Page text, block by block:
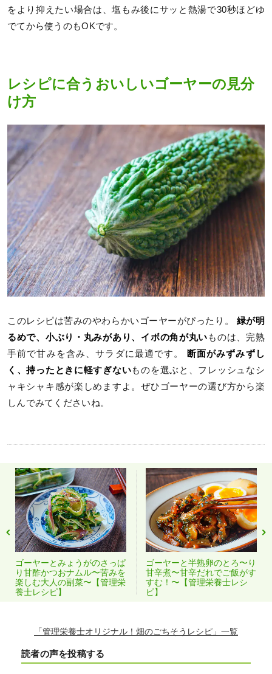
をより抑えたい場合は、塩もみ後にサッと熱湯で30秒ほどゆ
でてから使うのもOKです。
レシピに合うおいしいゴーヤーの見分
け方
このレシピは苦みのやわらかいゴーヤーがぴったり。 緑が明
るめで、小ぶり・丸みがあり、イボの角が丸いものは、完熟
手前で甘みを含み、サラダに最適です。
断面がみずみずし
く、持ったときに軽すぎないものを選ぶと、フレッシュなシ
ャキシャキ感が楽しめますよ。ぜひゴーヤーの選び方から楽
しんでみてくださいね。
ゴーヤーとみょうがのさっぱ
り甘酢かつおナムル〜苦みを
楽しむ大人の副菜〜【管理栄
養士レシピ】
ゴーヤーと半熟卵のとろ〜り
甘辛煮〜甘辛だれでご飯がす
すむ！〜【管理栄養士レシ
ピ】
「管理栄養士オリジナル！畑のごちそうレシピ」
読者の声を投稿する